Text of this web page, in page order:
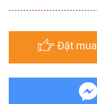
Đặt mua